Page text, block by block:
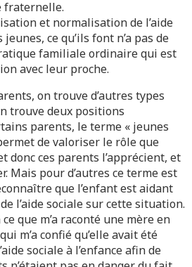
fraternelle.
et normalisation de l’aide
ce qu’ils font n’a pas de
familiale ordinaire qui est
avec leur proche.
on trouve d’autres types
trouve deux positions
parents, le terme « jeunes
de valoriser le rôle que
donc ces parents l’apprécient, et
Mais pour d’autres ce terme est
que l’enfant est aidant
l’aide sociale sur cette situation.
que m’a raconté une mère en
m’a confié qu’elle avait été
sociale à l’enfance afin de